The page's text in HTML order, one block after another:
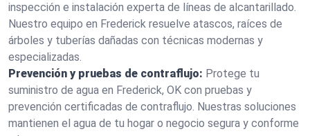
inspección e instalación experta de líneas de alcantarillado.
Nuestro equipo en Frederick resuelve atascos, raíces de
árboles y tuberías dañadas con técnicas modernas y
especializadas.
Prevención y pruebas de contraflujo: Protege tu
suministro de agua en Frederick, OK con pruebas y
prevención certificadas de contraflujo. Nuestras soluciones
mantienen el agua de tu hogar o negocio segura y conforme